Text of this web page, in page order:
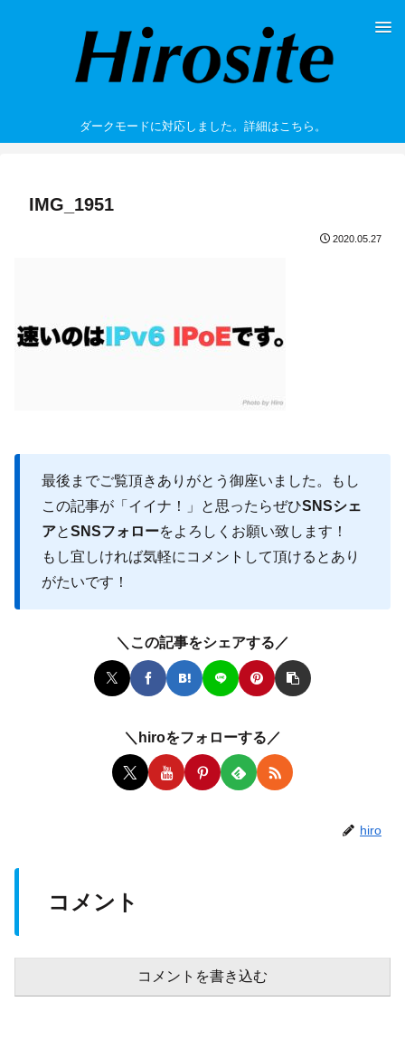
ダークモードに対応しました。詳細はこちら。
IMG_1951
2020.05.27
最後までご覧頂きありがとう御座いました。もし
この記事が「イイナ！」と思ったらぜひSNSシェ
アとSNSフォローをよろしくお願い致します！
もし宜しければ気軽にコメントして頂けるとあり
がたいです！
＼この記事をシェアする／
＼hiroをフォローする／
hiro
コメント
コメントを書き込む